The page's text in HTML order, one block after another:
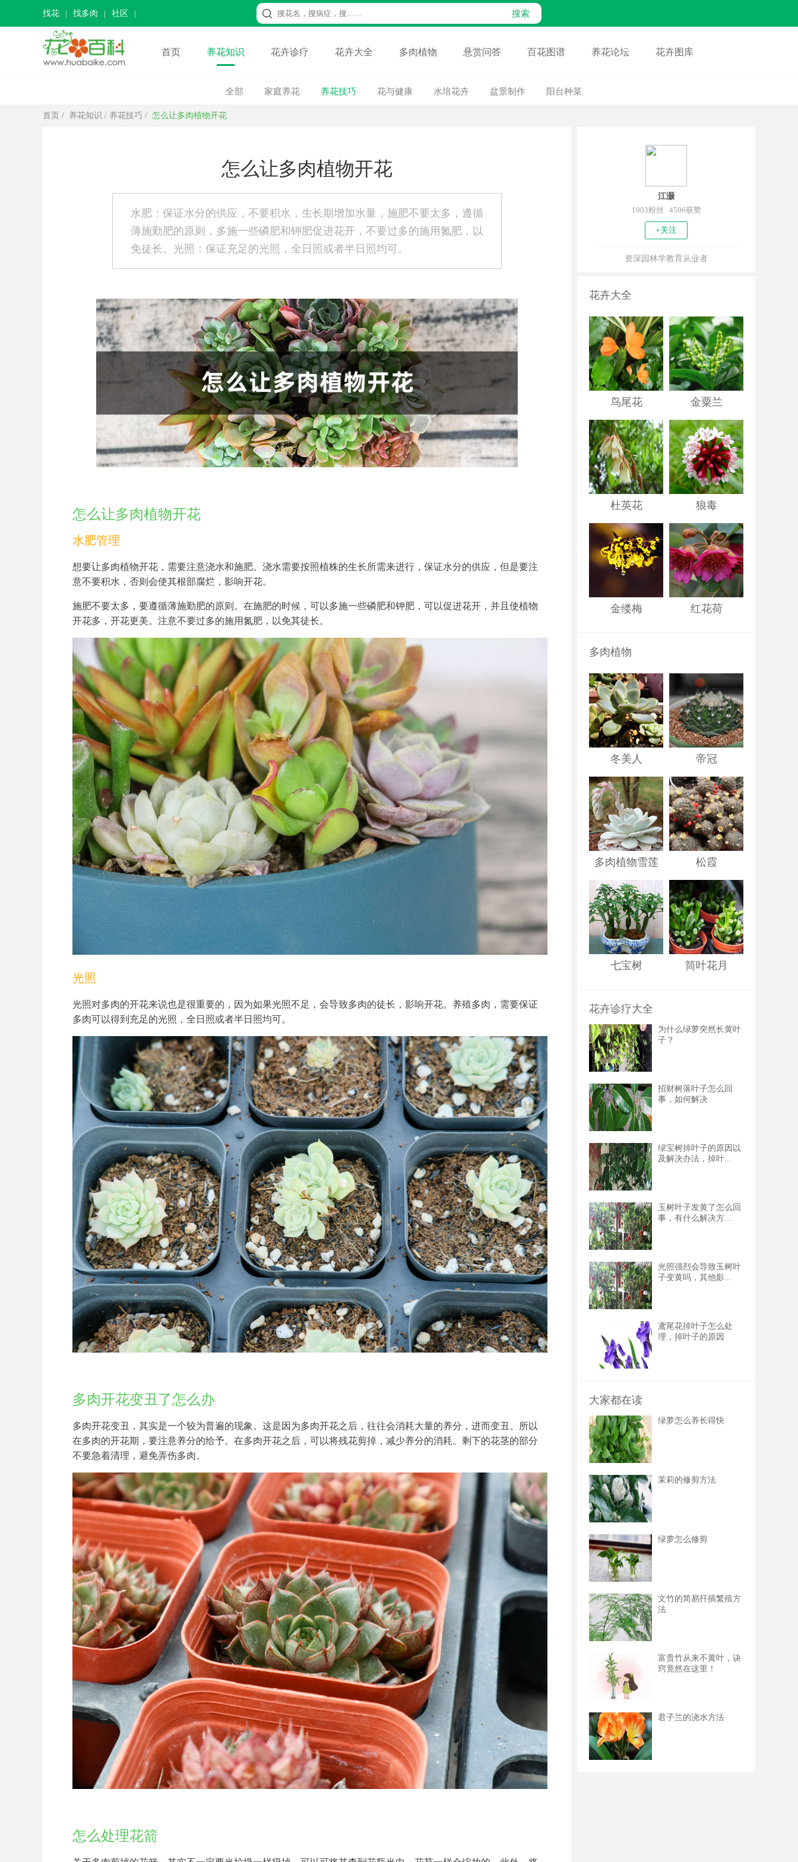
找花 找多肉 社区
首页 养花知识 花卉诊疗 花卉大全 多肉植物 悬赏问答 百花图谱 养花论坛 花卉图库
全部 家庭养花 养花技巧 花与健康 水培花卉 盆景制作 阳台种菜
首页 / 养花知识 / 养花技巧 / 怎么让多肉植物开花
怎么让多肉植物开花
水肥：保证水分的供应，不要积水，生长期增加水量，施肥不要太多，遵循
薄施勤肥的原则，多施一些磷肥和钾肥促进花开，不要过多的施用氮肥，以
免徒长。光照：保证充足的光照，全日照或者半日照均可。
怎么让多肉植物开花
水肥管理
想要让多肉植物开花，需要注意浇水和施肥。浇水需要按照植株的生长所需来进行，保证水分的供应，但是要注
意不要积水，否则会使其根部腐烂，影响开花。
施肥不要太多，要遵循薄施勤肥的原则。在施肥的时候，可以多施一些磷肥和钾肥，可以促进花开，并且使植物
开花多，开花更美。注意不要过多的施用氮肥，以免其徒长。
光照
光照对多肉的开花来说也是很重要的，因为如果光照不足，会导致多肉的徒长，影响开花。养殖多肉，需要保证
多肉可以得到充足的光照，全日照或者半日照均可。
多肉开花变丑了怎么办
多肉开花变丑，其实是一个较为普遍的现象。这是因为多肉开花之后，往往会消耗大量的养分，进而变丑。所以
在多肉的开花期，要注意养分的给予。在多肉开花之后，可以将残花剪掉，减少养分的消耗。剩下的花茎的部分
不要急着清理，避免弄伤多肉。
怎么处理花箭
江灏
1903粉丝 4506获赞
+关注
资深园林学教育从业者
花卉大全
鸟尾花 金粟兰
杜英花 狼毒
金缕梅 红花荷
多肉植物
冬美人 帝冠
多肉植物雪莲 松霞
七宝树 筒叶花月
花卉诊疗大全
为什么绿萝突然长黄叶
子？
招财树落叶子怎么回
事，如何解决
绿宝树掉叶子的原因以
及解决办法，掉叶...
玉树叶子发黄了怎么回
事，有什么解决方...
光照强烈会导致玉树叶
子变黄吗，其他影...
鸢尾花掉叶子怎么处
理，掉叶子的原因
大家都在读
绿萝怎么养长得快
茉莉的修剪方法
绿萝怎么修剪
文竹的简易扦插繁殖方
法
富贵竹从来不黄叶，诀
窍竟然在这里！
君子兰的浇水方法